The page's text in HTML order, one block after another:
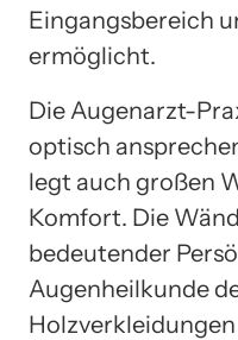
Eingangsbereich
ermöglicht.
Die Augenarzt-
optisch
legt auch großen
Komfort. Die
bedeutender
Augenheilkunde